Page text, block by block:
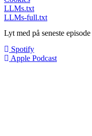
LLMs.txt
LLMs-full.txt
Lyt med på seneste episode
Spotify
Apple Podcast